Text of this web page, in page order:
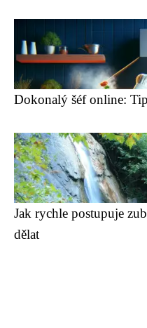
Dokonalý šéf online:
Jak rychle postupuje
dělat